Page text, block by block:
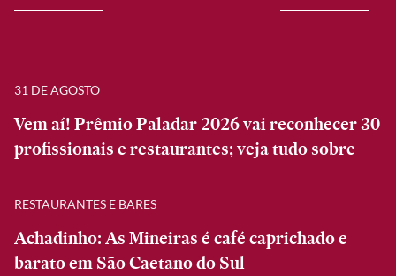
31 DE AGOSTO
Vem aí! Prêmio Paladar 2026 vai reconhecer 30
profissionais e restaurantes; veja tudo sobre
RESTAURANTES E BARES
Achadinho: As Mineiras é café caprichado e
barato em São Caetano do Sul